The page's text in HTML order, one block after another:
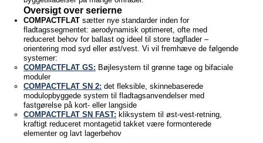
Oversigt over serierne
COMPACTFLAT sætter nye standarder inden for
fladtagssegmentet: aerodynamisk optimeret, ofte med
reduceret behov for ballast og ideel til store tagflader –
orientering mod syd eller øst/vest. Vi vil fremhæve de følgende
systemer:
COMPACTFLAT GS: Bøjlesystem til grønne tage og bifaciale
moduler
COMPACTFLAT SN 2: det fleksible, skinnebaserede
modulopbyggede system til fladtagsanvendelser med
fastgørelse på kort- eller langside
COMPACTFLAT SN FAST: kliksystem til øst-vest-retning,
kraftigt reduceret montagetid takket være formonterede
elementer og lavt lagerbehov